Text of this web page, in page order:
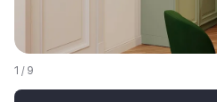
1 / 9